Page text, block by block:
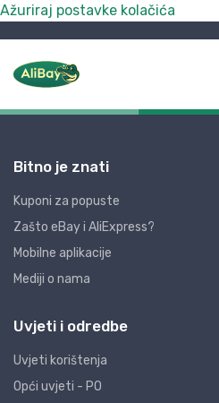
Ažuriraj postavke kolačića
Bitno je znati
Kuponi za popuste
Zašto eBay i AliExpress?
Mobilne aplikacije
Mediji o nama
Uvjeti i odredbe
Uvjeti korištenja
Opći uvjeti - PO